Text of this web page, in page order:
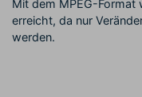
Mit dem MPEG-Format
erreicht, da nur
werden.